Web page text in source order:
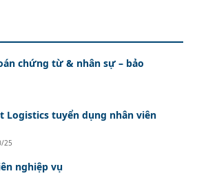
chứng từ & nhân sự – bảo
Logistics tuyển dụng nhân viên
25
nghiệp vụ